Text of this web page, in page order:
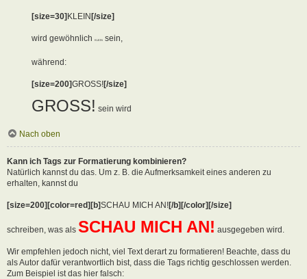
[size=30]KLEIN[/size]
wird gewöhnlich KLEIN sein,
während:
[size=200]GROSS![/size]
GROSS! sein wird
Nach oben
Kann ich Tags zur Formatierung kombinieren?
Natürlich kannst du das. Um z. B. die Aufmerksamkeit eines anderen zu
erhalten, kannst du
[size=200][color=red][b]SCHAU MICH AN![/b][/color][/size]
schreiben, was als SCHAU MICH AN! ausgegeben wird.
Wir empfehlen jedoch nicht, viel Text derart zu formatieren! Beachte, dass du
als Autor dafür verantwortlich bist, dass die Tags richtig geschlossen werden.
Zum Beispiel ist das hier falsch: